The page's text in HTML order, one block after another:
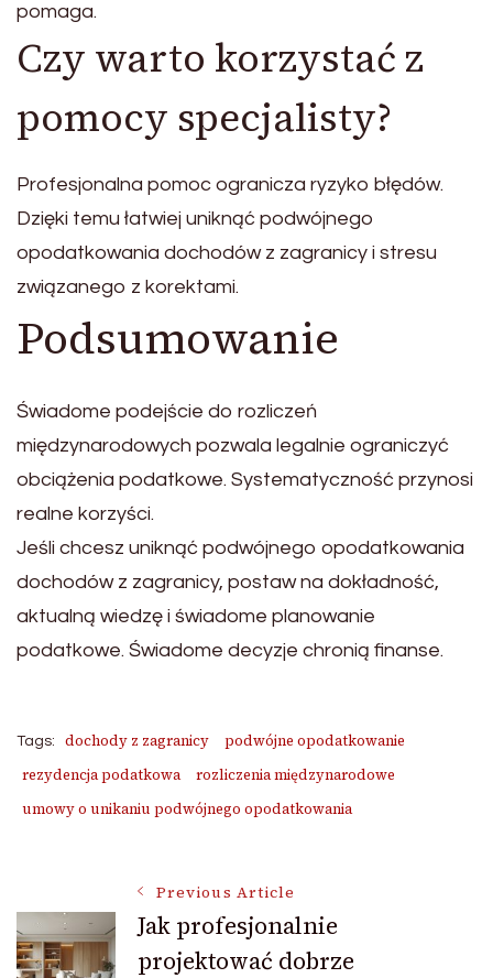
pomaga.
Czy warto korzystać z
pomocy specjalisty?
Profesjonalna pomoc ogranicza ryzyko błędów.
Dzięki temu łatwiej uniknąć podwójnego
opodatkowania dochodów z zagranicy i stresu
związanego z korektami.
Podsumowanie
Świadome podejście do rozliczeń
międzynarodowych pozwala legalnie ograniczyć
obciążenia podatkowe. Systematyczność przynosi
realne korzyści.
Jeśli chcesz uniknąć podwójnego opodatkowania
dochodów z zagranicy, postaw na dokładność,
aktualną wiedzę i świadome planowanie
podatkowe. Świadome decyzje chronią finanse.
Tags: dochody z zagranicy
podwójne opodatkowanie
rezydencja podatkowa
rozliczenia międzynarodowe
umowy o unikaniu podwójnego opodatkowania
Post
Previous Article
Jak profesjonalnie
projektować dobrze